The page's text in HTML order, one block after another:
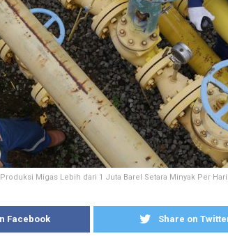
Migas Lebih dari 1 Juta Barel Setara Minyak Per
Facebook Share on